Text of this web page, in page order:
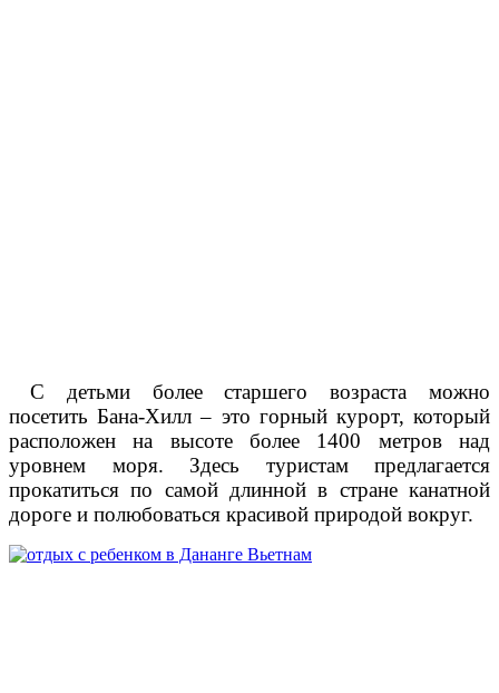
С детьми более старшего возраста можно
посетить Бана-Хилл – это горный курорт, который
расположен на высоте более 1400 метров над
уровнем моря. Здесь туристам предлагается
прокатиться по самой длинной в стране канатной
дороге и полюбоваться красивой природой вокруг.